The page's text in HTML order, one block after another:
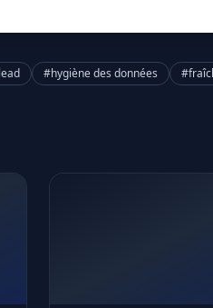
#hygiène des données